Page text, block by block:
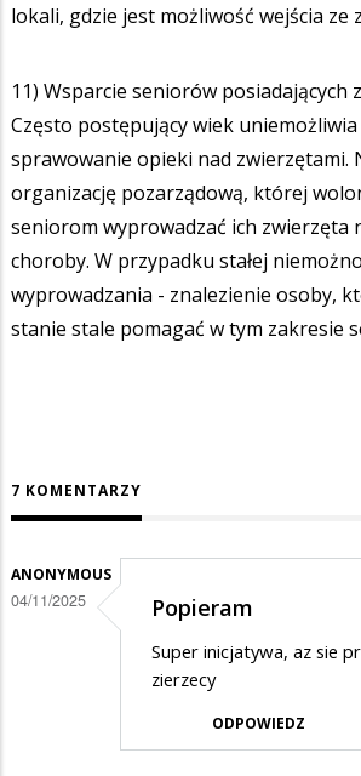
lokali, gdzie jest możliwość wejścia ze
11) Wsparcie seniorów posiadających
Często postępujący wiek
sprawowanie opieki nad zwierzętami.
organizację pozarządową, której
seniorom wyprowadzać ich zwierzęta
choroby. W przypadku stałej
wyprowadzania - znalezienie osoby,
stanie stale pomagać w tym zakresie
7 KOMENTARZY
ANONYMOUS
04/11/2025 Popieram
Super inicjatywa, az sie
zierzecy
ODPOWIEDZ